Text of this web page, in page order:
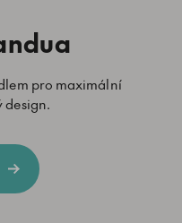
pro maximální
design.